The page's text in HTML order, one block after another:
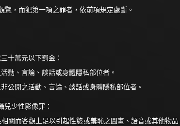
，而犯第一項之罪者，依前項規定處斷。
十萬元以下罰金：
動、言論、談話或身體隱私部位者。
公開之活動、言論、談話或身體隱私部位者。
兒少性影像罪：
關而客觀上足以引起性慾或羞恥之圖畫、語音或其他物